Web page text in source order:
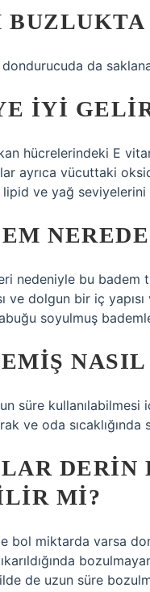
dondurucuda da
IYI
kan hücrelerindeki E
ayrıca vücuttaki
lipid ve yağ
nedeniyle bu badem
ve dolgun bir iç
soyulmuş
süre
ve oda sıcaklığında
DERIN
MI?
bol miktarda varsa
de uzun süre